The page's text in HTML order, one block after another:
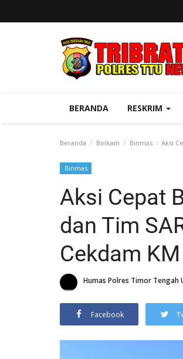
BERANDA RESKRIM
Beranda Binkam Binmas Aksi
Binmas
Aksi Cepat
dan Tim
Cekdam
Humas Polres Timor Tengah
Facebook